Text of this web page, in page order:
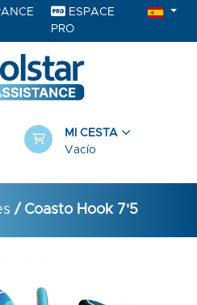
ESPACE
PRO
MI CESTA
Vacío
/ Coasto Hook 7'5